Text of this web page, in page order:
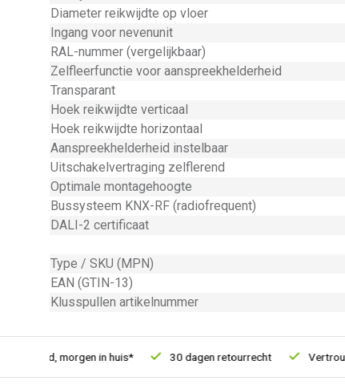
Diameter reikwijdte op vloer
Ingang voor nevenunit
RAL-nummer (vergelijkbaar)
Zelfleerfunctie voor aanspreekhelderheid
Transparant
Hoek reikwijdte verticaal
Hoek reikwijdte horizontaal
Aanspreekhelderheid instelbaar
Uitschakelvertraging zelflerend
Optimale montagehoogte
Bussysteem KNX-RF (radiofrequent)
DALI-2 certificaat
Type / SKU (MPN)
EAN (GTIN-13)
Klusspullen artikelnummer
morgen in huis* 30 dagen retourrecht Vertrouwd